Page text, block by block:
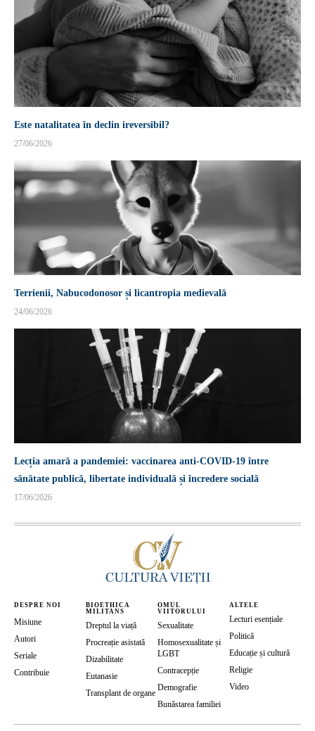
Este natalitatea în declin ireversibil?
27/06/2026
Terrienii, Nabucodonosor și licantropia medievală
24/06/2026
Lecția amară a pandemiei: vaccinarea anti-COVID-19 între
sănătate publică, libertate individuală și încredere socială
17/06/2026
DESPRE NOI
Misiune
Autori
Seriale
Contribuie
BIOETHICA
MILITANS
Dreptul la viață
Procreație asistată
Dizabilitate
Eutanasie
Transplant de organe
OMUL
VIITORULUI
Sexualitate
Homosexualitate și
LGBT
Contracepție
Demografie
Bunăstarea familiei
ALTELE
Lecturi esențiale
Politică
Educație și cultură
Religie
Video